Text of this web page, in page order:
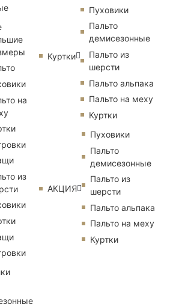
на
из
Куртки
Пуховики
Пальто
демисезонные
Пальто из
шерсти
Пальто альпака
Пальто на меху
Куртки
АКЦИЯ
Пуховики
Пальто
демисезонные
Пальто из
шерсти
Пальто альпака
Пальто на меху
Куртки